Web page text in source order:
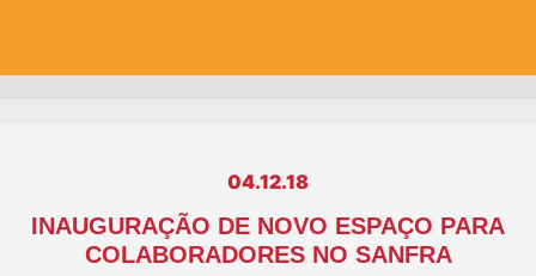
04.12.18
INAUGURAÇÃO DE NOVO ESPAÇO PARA
COLABORADORES NO SANFRA